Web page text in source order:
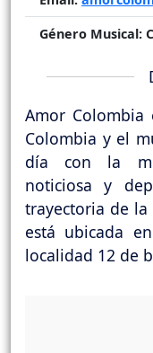
Género Musical:
Amor
Colombia y el
día con la
noticiosa y
trayectoria de la
está ubicada
localidad 12 de